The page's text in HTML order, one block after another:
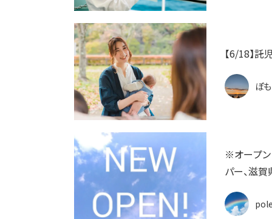
【6/18】託
ぽも
※オープン
パー、滋